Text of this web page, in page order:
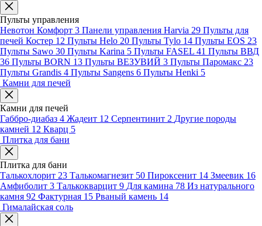
Пульты управления
Невотон Комфорт 3 Панели управления Harvia 29 Пульты для
печей Костер 12 Пульты Helo 20 Пульты Tylo 14 Пульты EOS 23
Пульты Sawo 30 Пульты Karina 5 Пульты FASEL 41 Пульты ВВД
36 Пульты BORN 13 Пульты ВЕЗУВИЙ 3 Пульты Паромакс 23
Пульты Grandis 4 Пульты Sangens 6 Пульты Henki 5
Камни для печей
Камни для печей
Габбро-диабаз 4 Жадеит 12 Серпентинит 2 Другие породы
камней 12 Кварц 5
Плитка для бани
Плитка для бани
Талькохлорит 23 Талькомагнезит 50 Пироксенит 14 Змеевик 16
Амфиболит 3 Талькокварцит 9 Для камина 78 Из натурального
камня 92 Фактурная 15 Рваный камень 14
Гималайская соль